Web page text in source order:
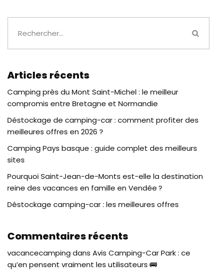
Articles récents
Camping près du Mont Saint-Michel : le meilleur
compromis entre Bretagne et Normandie
Déstockage de camping-car : comment profiter des
meilleures offres en 2026 ?
Camping Pays basque : guide complet des meilleurs
sites
Pourquoi Saint-Jean-de-Monts est-elle la destination
reine des vacances en famille en Vendée ?
Déstockage camping-car : les meilleures offres
Commentaires récents
vacancecamping dans Avis Camping-Car Park : ce
qu’en pensent vraiment les utilisateurs 🚌